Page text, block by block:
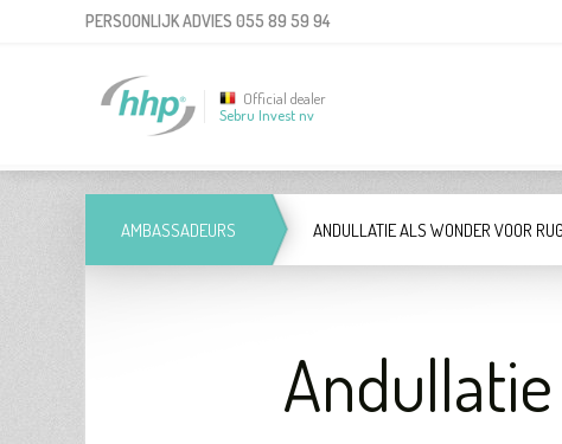
PERSOONLIJK ADVIES 055 89 59 94
Official dealer
Sebru Invest nv
AMBASSADEURS ANDULLATIE ALS WONDER VOOR